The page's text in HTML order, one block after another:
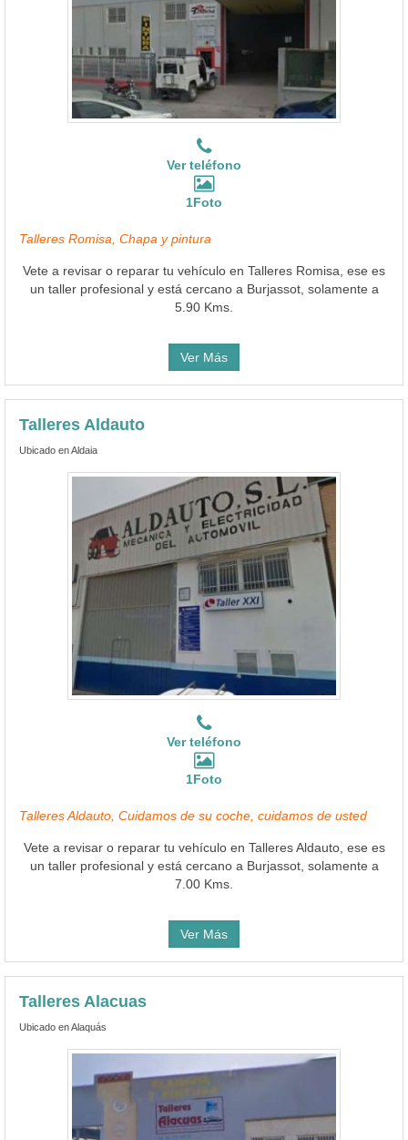
Ver teléfono
1Foto
Talleres Romisa, Chapa y pintura
Vete a revisar o reparar tu vehículo en Talleres Romisa, ese es
un taller profesional y está cercano a Burjassot, solamente a
5.90 Kms.
Ver Más
Talleres Aldauto
Ubicado en Aldaia
Ver teléfono
1Foto
Talleres Aldauto, Cuidamos de su coche, cuidamos de usted
Vete a revisar o reparar tu vehículo en Talleres Aldauto, ese es
un taller profesional y está cercano a Burjassot, solamente a
7.00 Kms.
Ver Más
Talleres Alacuas
Ubicado en Alaquás